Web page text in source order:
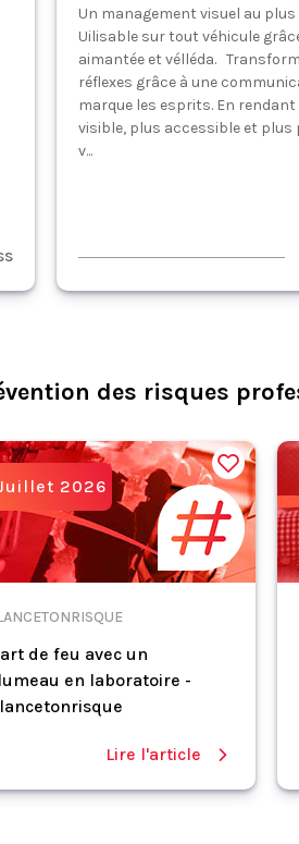
Un management visuel au
Uilisable sur tout véhicule
aimantée et vélléda.
réflexes grâce à une
marque les esprits. En
visible, plus accessible et plus
v...
des risques
2026
de feu avec un
en laboratoire -
Lire l'article